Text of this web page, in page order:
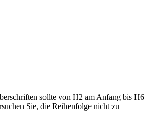
sollte von H2 am Anfang bis H6
Sie, die Reihenfolge nicht zu